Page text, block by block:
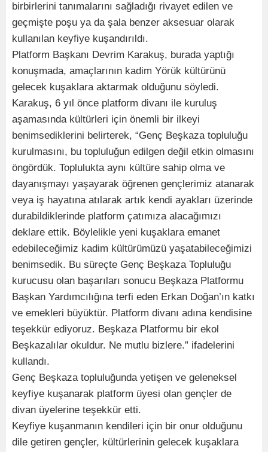
birbirlerini tanımalarını sağladığı rivayet edilen ve
geçmişte poşu ya da şala benzer aksesuar olarak
kullanılan keyfiye kuşandırıldı.
Platform Başkanı Devrim Karakuş, burada yaptığı
konuşmada, amaçlarının kadim Yörük kültürünü
gelecek kuşaklara aktarmak olduğunu söyledi.
Karakuş, 6 yıl önce platform divanı ile kuruluş
aşamasında kültürleri için önemli bir ilkeyi
benimsediklerini belirterek, “Genç Beşkaza topluluğu
kurulmasını, bu topluluğun edilgen değil etkin olmasını
öngördük. Toplulukta aynı kültüre sahip olma ve
dayanışmayı yaşayarak öğrenen gençlerimiz atanarak
veya iş hayatına atılarak artık kendi ayakları üzerinde
durabildiklerinde platform çatımıza alacağımızı
deklare ettik. Böylelikle yeni kuşaklara emanet
edebileceğimiz kadim kültürümüzü yaşatabileceğimizi
benimsedik. Bu süreçte Genç Beşkaza Topluluğu
kurucusu olan başarıları sonucu Beşkaza Platformu
Başkan Yardımcılığına terfi eden Erkan Doğan’ın katkı
ve emekleri büyüktür. Platform divanı adına kendisine
teşekkür ediyoruz. Beşkaza Platformu bir ekol
Beşkazalılar okuldur. Ne mutlu bizlere.” ifadelerini
kullandı.
Genç Beşkaza topluluğunda yetişen ve geleneksel
keyfiye kuşanarak platform üyesi olan gençler de
divan üyelerine teşekkür etti.
Keyfiye kuşanmanın kendileri için bir onur olduğunu
dile getiren gençler, kültürlerinin gelecek kuşaklara